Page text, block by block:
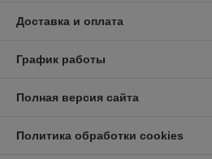
Доставка и оплата
График работы
Полная версия сайта
Политика обработки cookies